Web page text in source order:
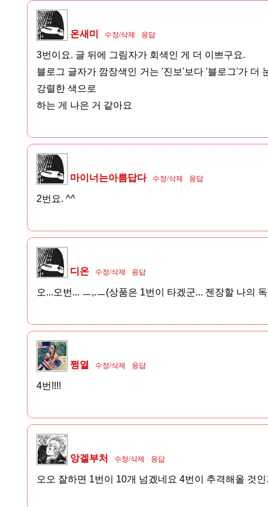
온새미 수정/삭제 응답
3번이요. 글 뒤에 그림자가 회색인 게 더 이쁘구요.
블로그 글자가 깜장색인 거는 '진보'보다 '블로그'가 더
강렬한 색으로
하는 게 나은 거 같아요
마이너는아름답다 수정/삭제 응답
2번요. ^^
디온 수정/삭제 응답
오...오번... ㅡ,.ㅡ(상품은 1번이 타겠군... 젠장할 나의
쩡열 수정/삭제 응답
4번!!!!
앙겔부처 수정/삭제 응답
오오 잘하면 1번이 10개 넘겠네요 4번이 추격해올 것